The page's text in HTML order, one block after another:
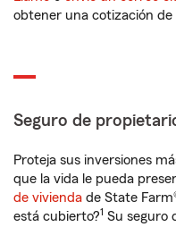
obtener una cotización de
Seguro de
Proteja sus inversiones
que la vida le pueda
de vivienda de State
está cubierto?1 Su seguro